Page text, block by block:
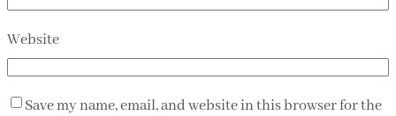
Website
Save my name, email, and website in this browser for the